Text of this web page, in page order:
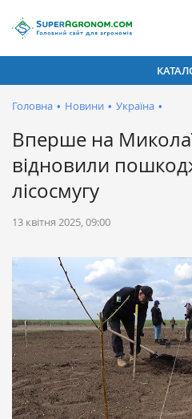
Головна • Новини • Україна •
Вперше на
відновили
лісосмугу
13 квітня 2025, 09:00